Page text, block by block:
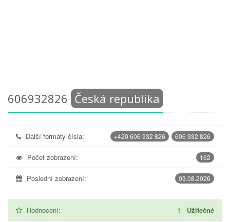
606932826 Česká republika
606 932 826
+420 606 932 826
Další formáty čísla:
162
Počet zobrazení:
03.08.2026
Poslední zobrazení:
Hodnocení: 1 - Užitečné